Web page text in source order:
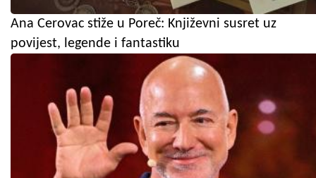
Ana Cerovac stiže u Poreč: Književni susret uz
povijest, legende i fantastiku